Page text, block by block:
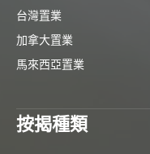
台灣置業
加拿大置業
馬來西亞置業
按揭種類